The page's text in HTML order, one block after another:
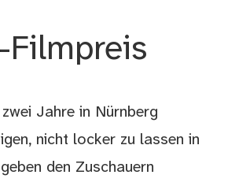
Filmpreis
Jahre in Nürnberg
nicht locker zu lassen in
den Zuschauern